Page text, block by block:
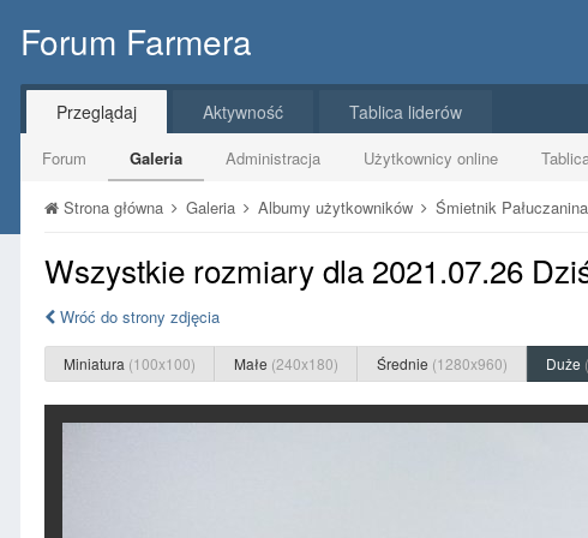
Forum Farmera
Przeglądaj
Forum Galeria Administracja Użytkownicy online
Aktywność Tablica liderów
Strona główna Galeria Albumy użytkowników Śmietnik Pałuczanina
Wszystkie rozmiary dla 2021.07.26
Wróć do strony zdjęcia
Miniatura (100x100) Małe (240x180) Średnie (1280x960) Duże